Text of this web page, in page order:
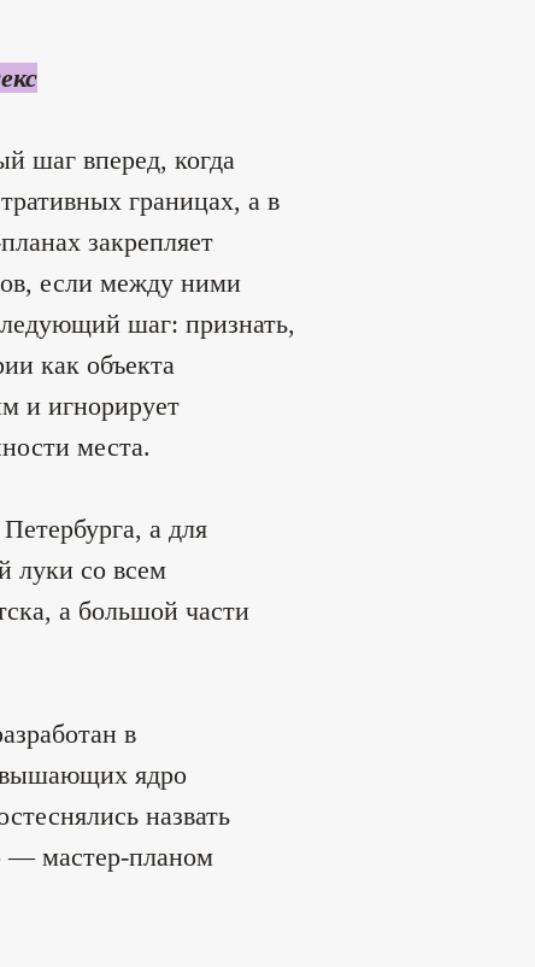
шаг вперед, когда
границах, а в
закрепляет
если между ними
шаг: признать,
как объекта
и игнорирует
места.
а для
луки со всем
а большой части
в
ядро
назвать
— мастер-планом